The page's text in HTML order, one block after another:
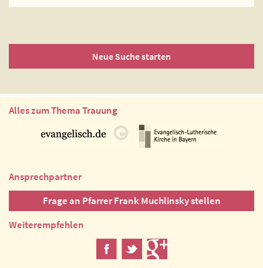
Neue Suche starten
Alles zum Thema Trauung
Ansprechpartner
Frage an Pfarrer Frank Muchlinsky stellen
Weiterempfehlen